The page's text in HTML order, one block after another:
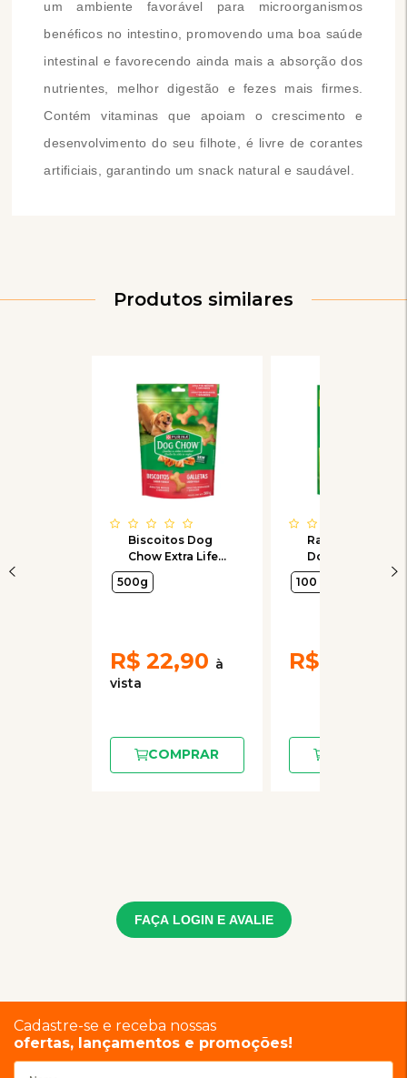
um ambiente favorável para microorganismos
benéficos no intestino, promovendo uma boa saúde
intestinal e favorecendo ainda mais a absorção dos
nutrientes, melhor digestão e fezes mais firmes.
Contém vitaminas que apoiam o crescimento e
desenvolvimento do seu filhote, é livre de corantes
artificiais, garantindo um snack natural e saudável.
Produtos similares
Biscoitos Dog
Chow Extra Life
Integral sabor
Frango para
500g
R$ 22,90
COMPRAR
Ração Úmida
Dog Chow Extra
Life Sachê
Frango e Arroz
100 g
R$
FAÇA LOGIN E AVALIE
Cadastre-se e receba nossas
ofertas, lançamentos e promoções!